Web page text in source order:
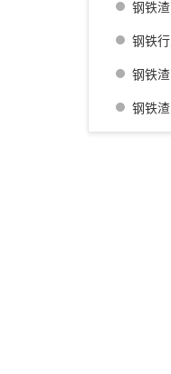
钢铁渣高效
钢铁
钢铁渣高效利
钢铁渣高效利